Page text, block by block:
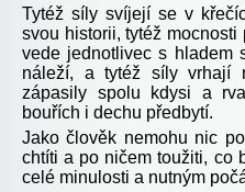
Tytéž síly svíjejí se v
svou historii, tytéž
vede jednotlivec s hladem
náleží, a tytéž síly vrhají
zápasily spolu kdysi a
bouřích i dechu předbytí.
Jako člověk nemohu nic
chtíti a po ničem toužiti, co
celé minulosti a nutným